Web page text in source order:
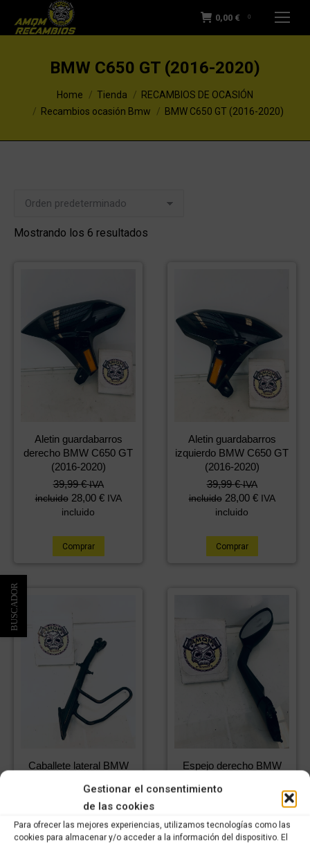
Gestionar el consentimiento
de las cookies
Para ofrecer las mejores experiencias, utilizamos tecnologías como las
cookies para almacenar y/o acceder a la información del dispositivo. El
0,00 € 0
BMW C650 GT (2016-2020)
You are here:Home Tienda
RECAMBIOS DE OCASIÓN
Recambios ocasión Bmw
BMW C650 GT (2016-2020)
Mostrando los 6 resultados
Aletin guardabarros
derecho BMW C650 GT
(2016-2020)
39,99€ IVA
incluido 28,00 € IVA
incluido
Comprar
Aletin guardabarros
izquierdo BMW C650 GT
(2016-2020)
39,99€ IVA
incluido 28,00 € IVA
incluido
Comprar
Caballete lateral BMW
€
31,50 € IVA
incluido
Espejo derecho BMW
224,99
incluido